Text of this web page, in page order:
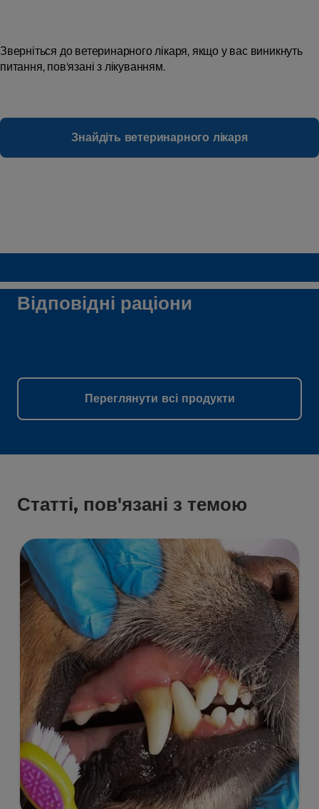
Зверніться до ветеринарного лікаря, якщо у вас виникнуть
питання, пов'язані з лікуванням.
Знайдіть ветеринарного лікаря
Відповідні раціони
Переглянути всі продукти
Статті, пов'язані з темою